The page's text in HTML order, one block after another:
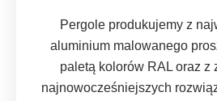
Pergole produkujemy z
aluminium malowanego
paletą kolorów RAL oraz z
najnowocześniejszych